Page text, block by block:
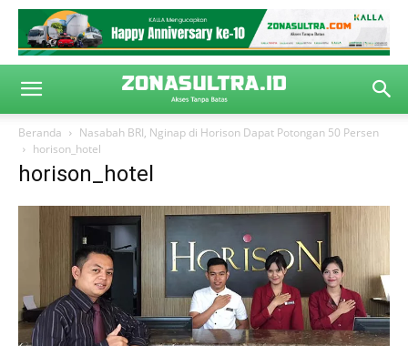
Beranda
Nasabah BRI, Nginap di Horison Dapat Potongan 50 Persen
horison_hotel
horison_hotel